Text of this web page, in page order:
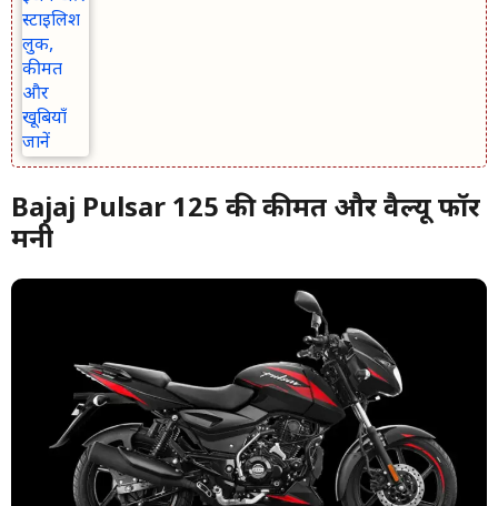
Bajaj Pulsar 125 की कीमत और वैल्यू फॉर
मनी